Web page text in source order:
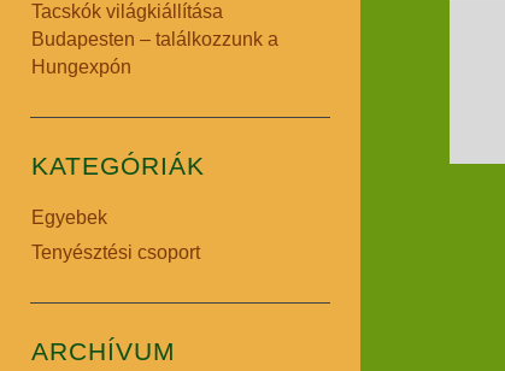
Tacskók világkiállítása
Budapesten – találkozzunk a
Hungexpón
KATEGÓRIÁK
Egyebek
Tenyésztési csoport
ARCHÍVUM